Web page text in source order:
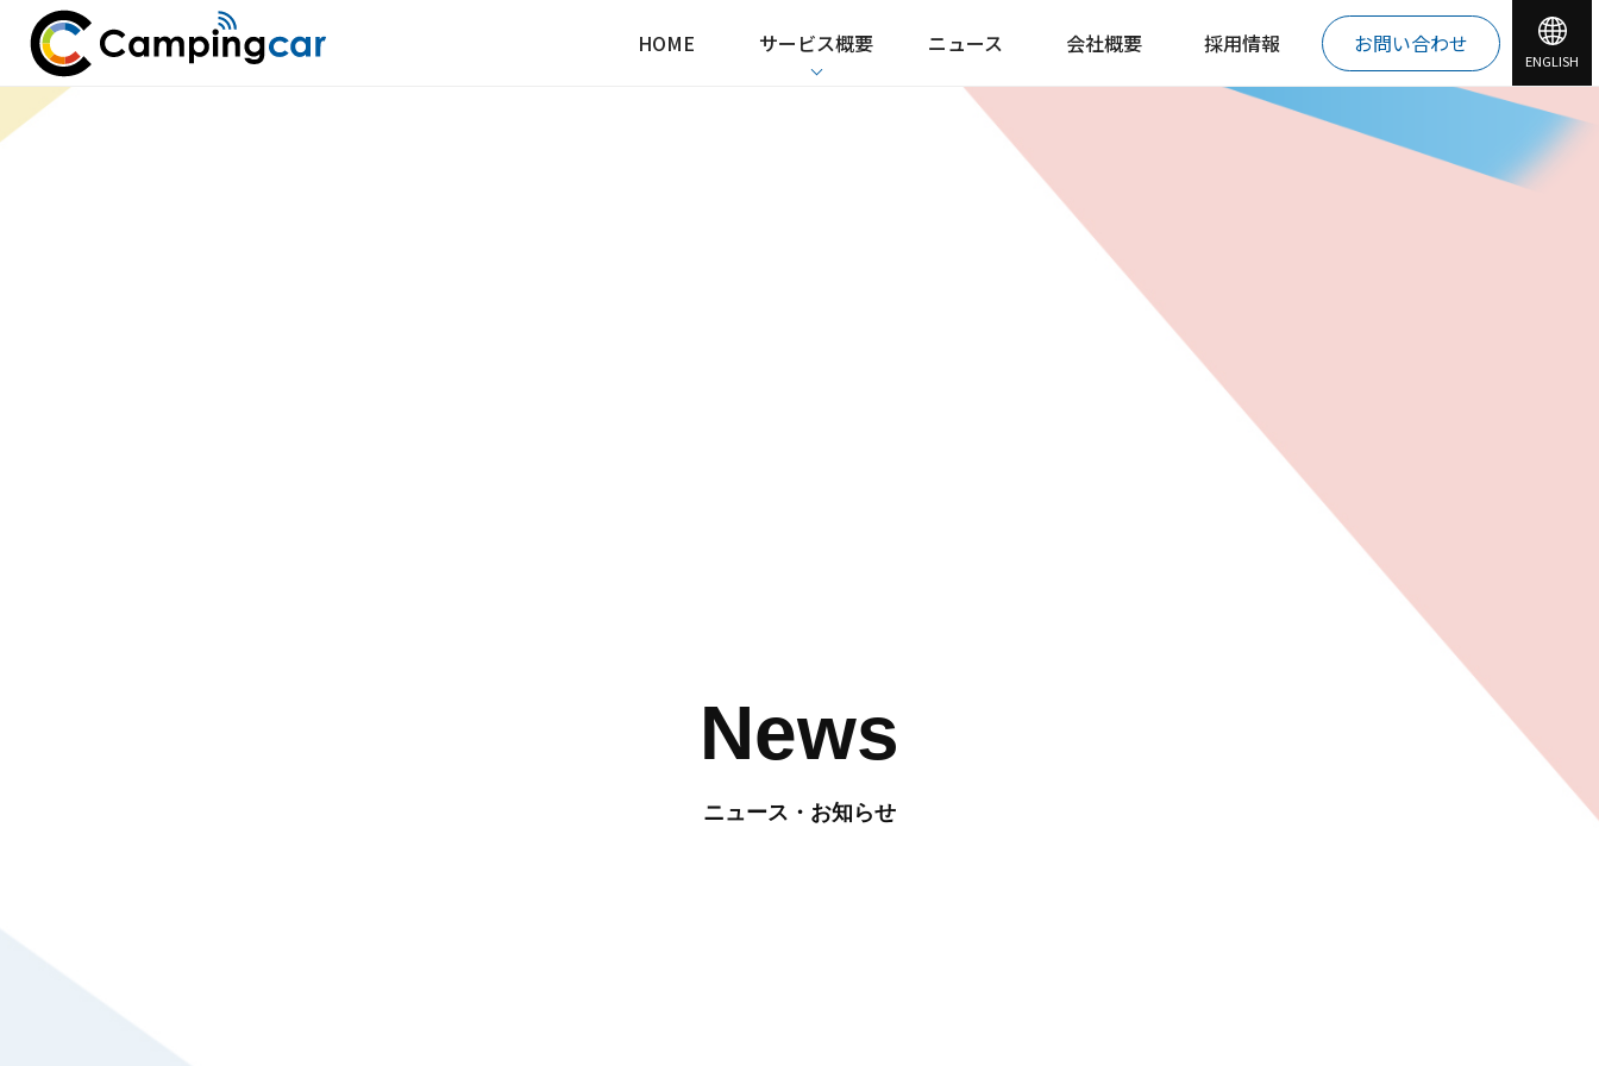
HOME サービス概要 ニュース 会社概要 採用情報 お問い合わせ
ENGLISH
News
ニュース・お知らせ